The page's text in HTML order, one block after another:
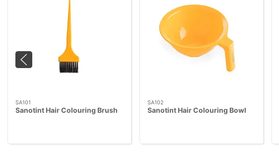
SA101
Sanotint Hair Colouring Brush
SA102
Sanotint Hair Colouring Bowl